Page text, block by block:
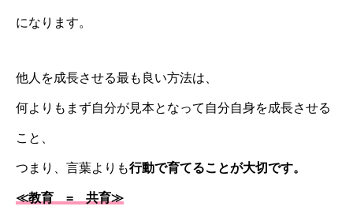
になります。
他人を成長させる最も良い方法は、
何よりもまず自分が見本となって自分自身を成長させる
こと、
つまり、言葉よりも行動で育てることが大切です。
≪教育 = 共育≫